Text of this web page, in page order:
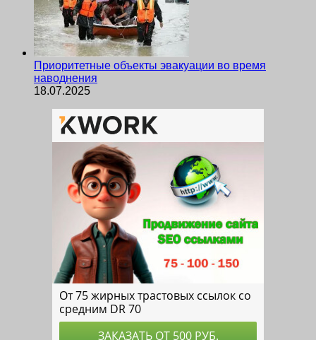
Приоритетные объекты эвакуации во время
наводнения
18.07.2025